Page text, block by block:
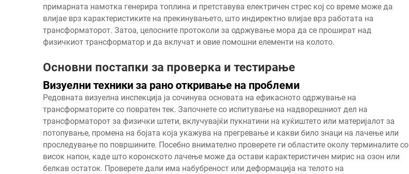
примарната намотка генерира топлина и претставува електричен стрес кој со време може да
влијае врз карактеристиките на прекинувањето, што индиректно влијае врз работата на
трансформаторот. Затоа, целосните протоколи за одржување мора да се прошират над
физичкиот трансформатор и да вклучат и овие помошни елементи на колото.
Основни постапки за проверка и тестирање
Визуелни техники за рано откривање на проблеми
Редовната визуелна инспекција ја сочинува основата на ефикасното одржување на
трансформаторите со повратен тек. Започнете со испитување на надворешниот дел на
трансформаторот за физички штети, вклучувајќи пукнатини на куќиштето или материјалот за
потопување, промена на бојата која укажува на прегревање и какви било знаци на лачење или
проследување по површините. Посебно внимателно проверете ги областите околу терминалите со
висок напон, каде што коронското лачење може да остави карактеристичен мирис на озон или
белкав остаток. Проверете дали има набубреност или деформација на телото на